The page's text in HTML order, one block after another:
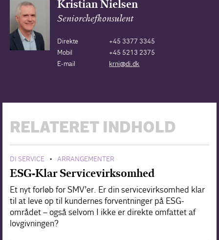
Kristian Nielsen
Seniorchefkonsulent
Direkte
+45 3377 3345
Mobil
+45 5213 2375
E-mail
krni@di.dk
RELATERET INDHOLD
DI SERVICE • ARRANGEMENTER
ESG-Klar Servicevirksomhed
Et nyt forløb for SMV’er. Er din servicevirksomhed klar
til at leve op til kundernes forventninger på ESG-
området – også selvom I ikke er direkte omfattet af
lovgivningen?